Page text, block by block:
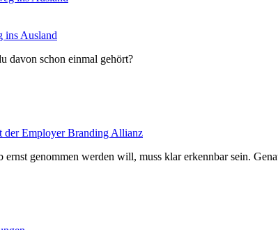
ins Ausland
davon schon einmal gehört?
der Employer Branding Allianz
ernst genommen werden will, muss klar erkennbar sein.